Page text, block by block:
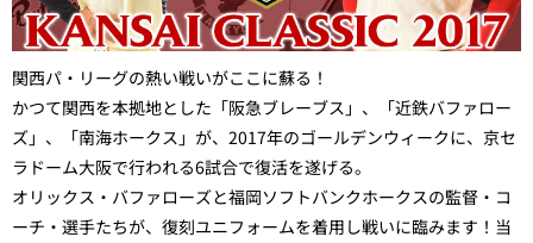
関西パ・リーグの熱い戦いがここに蘇る！
かつて関西を本拠地とした「阪急ブレーブス」、「近鉄バファロー
ズ」、「南海ホークス」が、2017年のゴールデンウィークに、京セ
ラドーム大阪で行われる6試合で復活を遂げる。
オリックス・バファローズと福岡ソフトバンクホークスの監督・コ
ーチ・選手たちが、復刻ユニフォームを着用し戦いに臨みます！当